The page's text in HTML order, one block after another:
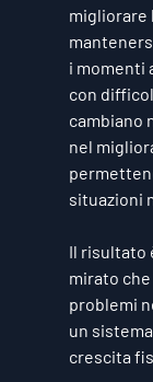
migliorare
i momenti
con
cambiano
nel
situazioni
Il risultato
mirato
problemi
un
crescita